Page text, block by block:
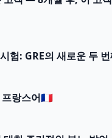
: GRE의 새로운 두
프랑스어🇫🇷